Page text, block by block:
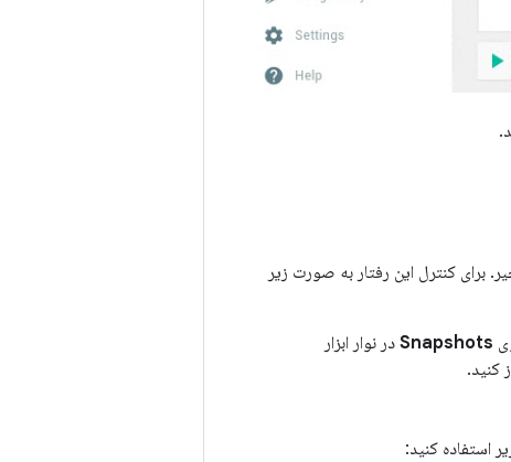
برای کنترل این رفتار به صورت زیر
Snapshots در نوار ابزار
کنید.
استفاده کنید: